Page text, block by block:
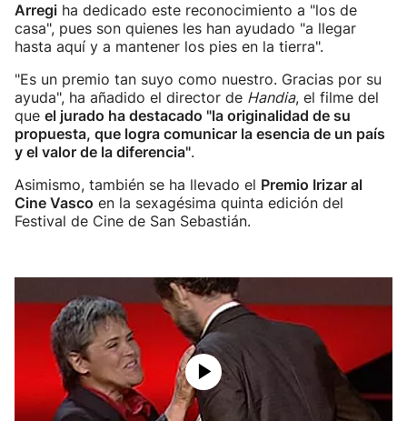
Arregi ha dedicado este reconocimiento a "los de
casa", pues son quienes les han ayudado "a llegar
hasta aquí y a mantener los pies en la tierra".
"Es un premio tan suyo como nuestro. Gracias por su
ayuda", ha añadido el director de Handia, el filme del
que el jurado ha destacado "la originalidad de su
propuesta, que logra comunicar la esencia de un país
y el valor de la diferencia".
Asimismo, también se ha llevado el Premio Irizar al
Cine Vasco en la sexagésima quinta edición del
Festival de Cine de San Sebastián.